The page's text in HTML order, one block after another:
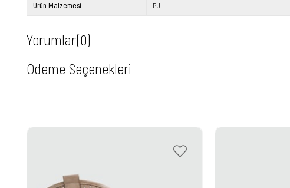
Ürün Malzemesi PU
Yorumlar(0)
Ödeme Seçenekleri